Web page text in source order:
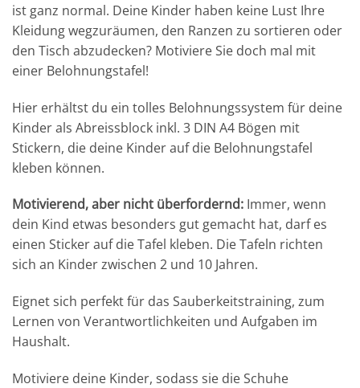
ist ganz normal. Deine Kinder haben keine Lust Ihre
Kleidung wegzuräumen, den Ranzen zu sortieren oder
den Tisch abzudecken? Motiviere Sie doch mal mit
einer Belohnungstafel!
Hier erhältst du ein tolles Belohnungssystem für deine
Kinder als Abreissblock inkl. 3 DIN A4 Bögen mit
Stickern, die deine Kinder auf die Belohnungstafel
kleben können.
Motivierend, aber nicht überfordernd: Immer, wenn
dein Kind etwas besonders gut gemacht hat, darf es
einen Sticker auf die Tafel kleben. Die Tafeln richten
sich an Kinder zwischen 2 und 10 Jahren.
Eignet sich perfekt für das Sauberkeitstraining, zum
Lernen von Verantwortlichkeiten und Aufgaben im
Haushalt.
Motiviere deine Kinder, sodass sie die Schuhe